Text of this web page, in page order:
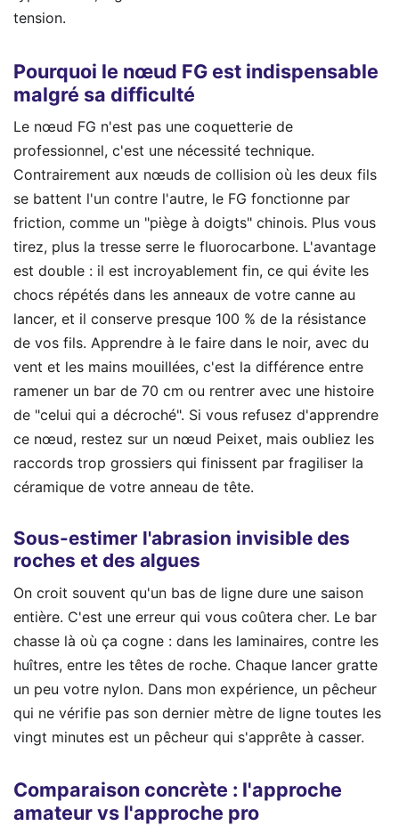
tension.
Pourquoi le nœud FG est indispensable
malgré sa difficulté
Le nœud FG n'est pas une coquetterie de
professionnel, c'est une nécessité technique.
Contrairement aux nœuds de collision où les deux fils
se battent l'un contre l'autre, le FG fonctionne par
friction, comme un "piège à doigts" chinois. Plus vous
tirez, plus la tresse serre le fluorocarbone. L'avantage
est double : il est incroyablement fin, ce qui évite les
chocs répétés dans les anneaux de votre canne au
lancer, et il conserve presque 100 % de la résistance
de vos fils. Apprendre à le faire dans le noir, avec du
vent et les mains mouillées, c'est la différence entre
ramener un bar de 70 cm ou rentrer avec une histoire
de "celui qui a décroché". Si vous refusez d'apprendre
ce nœud, restez sur un nœud Peixet, mais oubliez les
raccords trop grossiers qui finissent par fragiliser la
céramique de votre anneau de tête.
Sous-estimer l'abrasion invisible des
roches et des algues
On croit souvent qu'un bas de ligne dure une saison
entière. C'est une erreur qui vous coûtera cher. Le bar
chasse là où ça cogne : dans les laminaires, contre les
huîtres, entre les têtes de roche. Chaque lancer gratte
un peu votre nylon. Dans mon expérience, un pêcheur
qui ne vérifie pas son dernier mètre de ligne toutes les
vingt minutes est un pêcheur qui s'apprête à casser.
Comparaison concrète : l'approche
amateur vs l'approche pro